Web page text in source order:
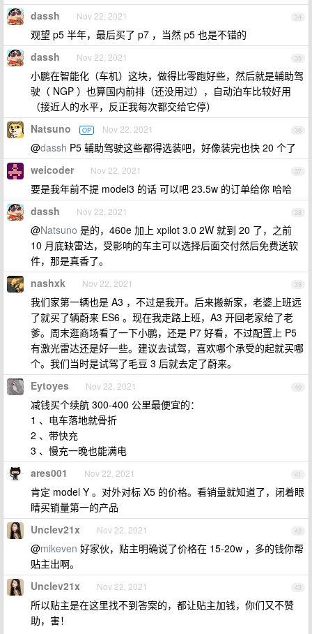
34
dassh Nov 22, 2021
观望 p5 半年，最后买了 p7 ，当然 p5 也是不错的
35
dassh Nov 22, 2021
小鹏在智能化（车机）这块，做得比零跑好些，然后就是辅助驾
驶（ NGP ）也算国内前排（还没用过），自动泊车比较好用
（接近人的水平，反正我每次都交给它停）
36
Natsuno OP Nov 22, 2021
@dassh P5 辅助驾驶这些都得选装吧，好像装完也快 20 个了
37
weicoder Nov 22, 2021
要是我年前不提 model3 的话 可以吧 23.5w 的订单给你 哈哈
38
dassh Nov 22, 2021
@Natsuno 是的，460e 加上 xpilot 3.0 2W 就到 20 了，之前
10 月底缺雷达，受影响的车主可以选择后面交付然后免费送软
件，那是真香了。
39
nashxk Nov 22, 2021
我们家第一辆也是 A3 ，不过是我开。后来搬新家，老婆上班远
了就买了辆蔚来 ES6 。现在我走路上班，A3 开回老家给了老
爹。周末逛商场看了一下小鹏，还是 P7 好看，不过配置上 P5
有激光雷达还是好一些。建议去试驾，喜欢哪个承受的起就买哪
个。我们当时是试驾了毛豆 3 后就去定了蔚来。
40
Eytoyes Nov 22, 2021
减钱买个续航 300-400 公里最便宜的：
1 、电车落地就骨折
2 、带快充
3 、慢充一晚也能满电
41
ares001 Nov 22, 2021
肯定 model Y 。对外对标 X5 的价格。看销量就知道了，闭着眼
睛买销量第一的产品
42
Unclev21x Nov 22, 2021
@mikeven 好家伙，贴主明确说了价格在 15-20w ，多的钱你帮
贴主出啊。
43
Unclev21x Nov 22, 2021
所以贴主是在这里找不到答案的，都让贴主加钱，你们又不赞
助，害！